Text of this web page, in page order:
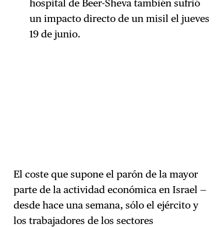
hospital de Beer-Sheva también sufrió
un impacto directo de un misil el jueves
19 de junio.
El coste que supone el parón de la mayor
parte de la actividad económica en Israel —
desde hace una semana, sólo el ejército y
los trabajadores de los sectores